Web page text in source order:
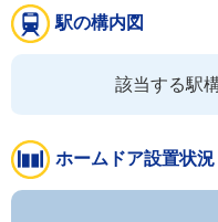
駅の構内図
該当する駅
ホームドア設置状況